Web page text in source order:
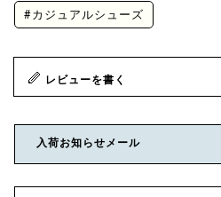
#カジュアルシューズ
レビューを書く
入荷お知らせメール